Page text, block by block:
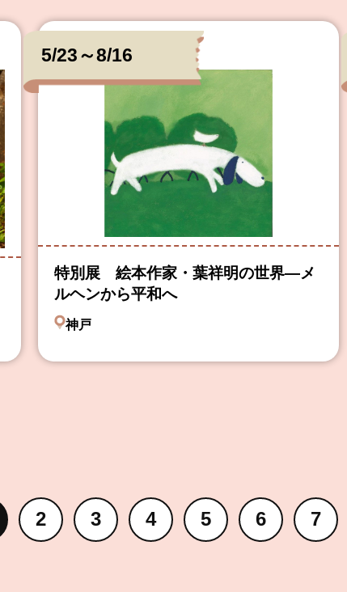
5/23～8/16
特別展 絵本作家・葉祥明の世界―メ
ルヘンから平和へ
神戸
2 3 4 5 6 7